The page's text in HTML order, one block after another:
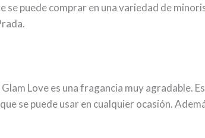
se puede comprar en una variedad de
Love es una fragancia muy agradable.
se puede usar en cualquier ocasión.